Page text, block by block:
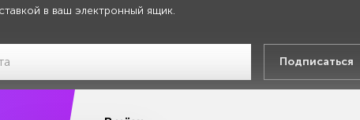
в ваш электронный ящик.
Подписаться
на обработку моих персональных данных